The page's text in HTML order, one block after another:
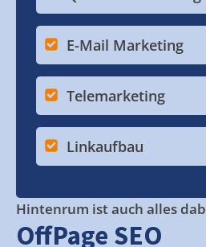
E-Mail Marketing
Telemarketing
Linkaufbau
Hintenrum ist auch alles
OffPage SEO